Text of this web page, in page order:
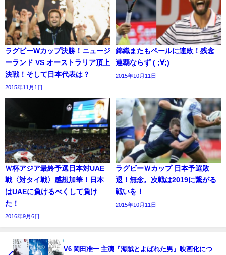
ラグビーWカップ決勝！ニュージ
ーランド VS オーストラリア頂上
決戦！そして日本代表は？
2015年11月1日
錦織またもペールに連敗！残念
連覇ならず ( ;∀;)
2015年10月11日
Ｗ杯アジア最終予選日本対UAE
戦〈対タイ戦〉感想加筆！日本
はUAEに負けるべくして負け
た！
2016年9月6日
ラグビーＷカップ 日本予選敗
退！無念。次戦は2019に繋がる
戦いを！
2015年10月11日
V6 岡田准一 主演『海賊とよばれた男』映画化につ